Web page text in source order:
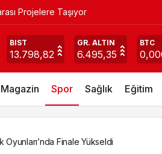
Projelere Taşıyor
BIST
13.798,82
GR. ALTIN
6.495,35
BTC
Magazin Spor Sağlık Eğitim
Oyunları’nda Finale Yükseldi